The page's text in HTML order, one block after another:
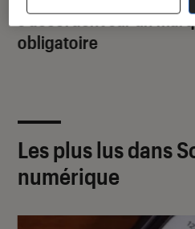
s’accordent sur un
obligatoire
Les plus lus dans
numérique